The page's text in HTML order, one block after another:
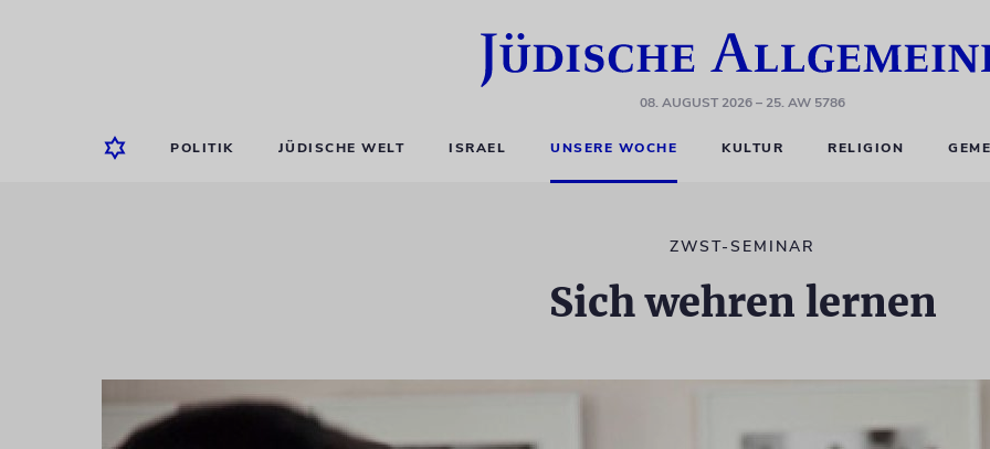
08. AUGUST 2026– 25. AW 5786
POLITIK JÜDISCHE WELT ISRAEL UNSERE WOCHE KULTUR RELIGION
ZWST-SEMINAR
Sich wehren lernen